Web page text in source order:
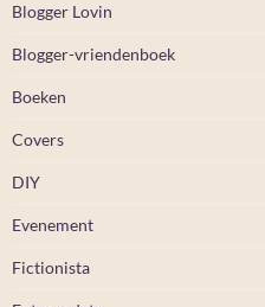
Blogger Lovin
Blogger-vriendenboek
Boeken
Covers
DIY
Evenement
Fictionista